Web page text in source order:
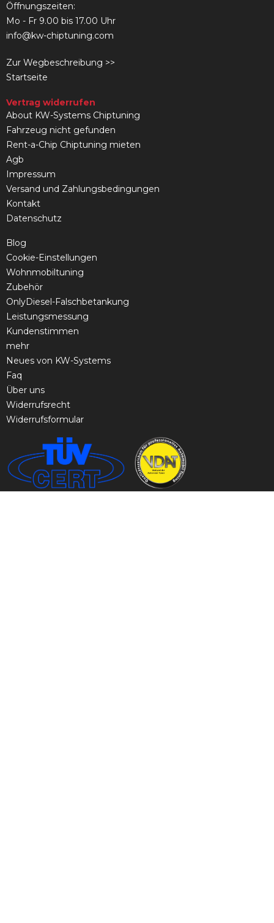
Öffnungszeiten:
Mo - Fr 9.00 bis 17.00 Uhr
info@kw-chiptuning.com
Zur Wegbeschreibung >>
Startseite
Vertrag widerrufen
About KW-Systems Chiptuning
Fahrzeug nicht gefunden
Rent-a-Chip Chiptuning mieten
Agb
Impressum
Versand und Zahlungsbedingungen
Kontakt
Datenschutz
Blog
Cookie-Einstellungen
Wohnmobiltuning
Zubehör
OnlyDiesel-Falschbetankung
Leistungsmessung
Kundenstimmen
mehr
Neues von KW-Systems
Faq
Über uns
Widerrufsrecht
Widerrufsformular